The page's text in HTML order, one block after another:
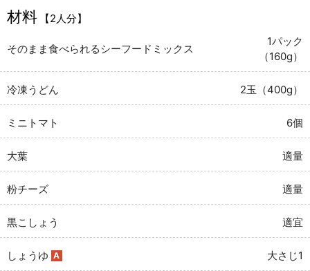
材料 【2人分】
そのまま食べられるシーフードミックス
1パック
（160g）
冷凍うどん 2玉（400g）
ミニトマト 6個
大葉 適量
粉チーズ 適量
黒こしょう 適宜
しょうゆ A 大さじ1